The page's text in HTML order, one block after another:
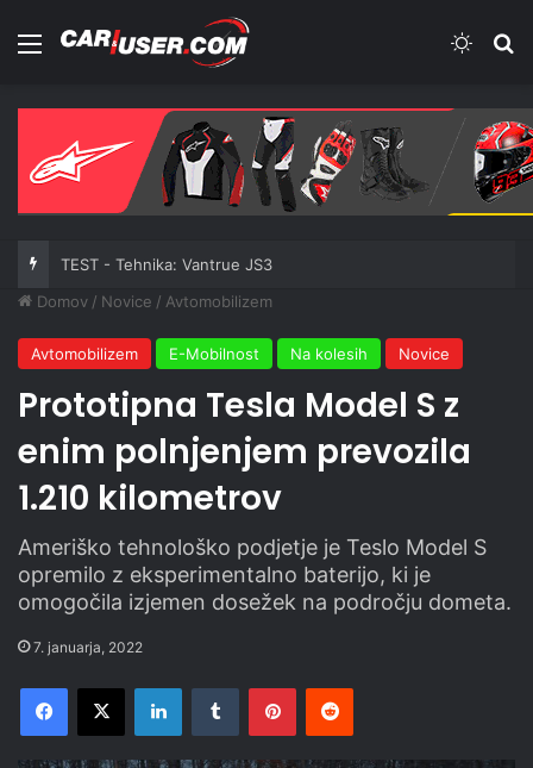
Meni
TEST - Tehnika: Vantrue JS3
Domov / Novice / Avtomobilizem
Avtomobilizem E-Mobilnost Na kolesih Novice
Prototipna Tesla Model S z
enim polnjenjem prevozila
1.210 kilometrov
Ameriško tehnološko podjetje je Teslo Model S
opremilo z eksperimentalno baterijo, ki je
omogočila izjemen dosežek na področju dometa.
7. januarja, 2022
Facebook
X LinkedInTumblr PinterestReddit